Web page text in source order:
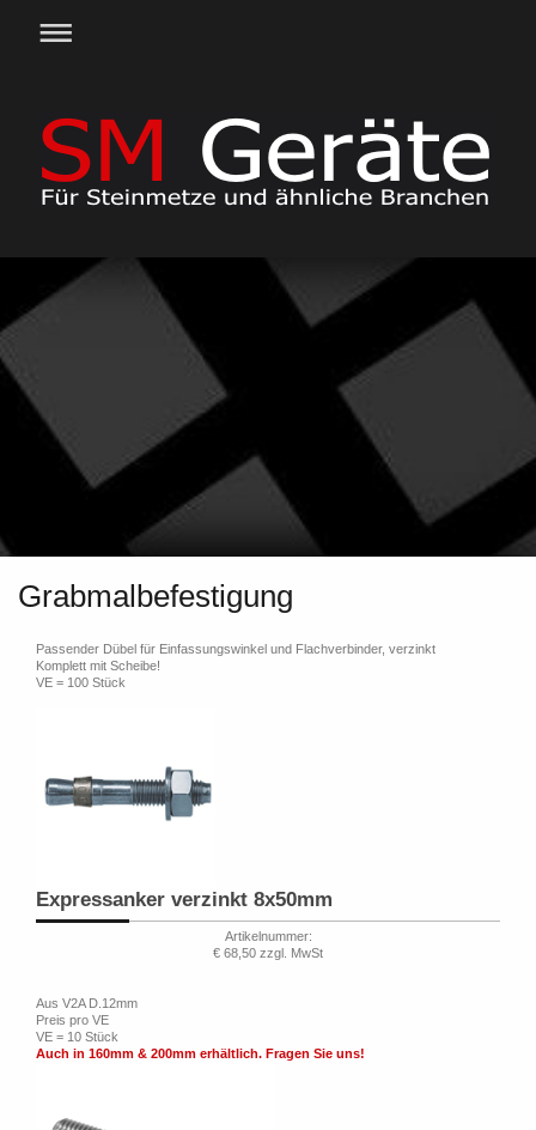
Grabmalbefestigung
Passender Dübel für Einfassungswinkel und Flachverbinder, verzinkt
Komplett mit Scheibe!
VE = 100 Stück
Expressanker verzinkt 8x50mm
Artikelnummer:
€ 68,50 zzgl. MwSt
Aus V2A D.12mm
Preis pro VE
VE = 10 Stück
Auch in 160mm & 200mm erhältlich. Fragen Sie uns!